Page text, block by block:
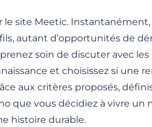
le site Meetic.
autant d’opportunités de
soin de discuter avec
et choisissez si une
aux critères proposés,
que vous décidiez à vivre un
histoire durable.